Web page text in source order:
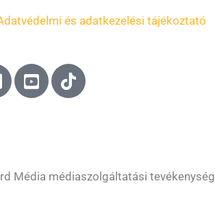
és adatkezelési tájékoztató
Y
o
e
T
i
Média médiaszolgáltatási